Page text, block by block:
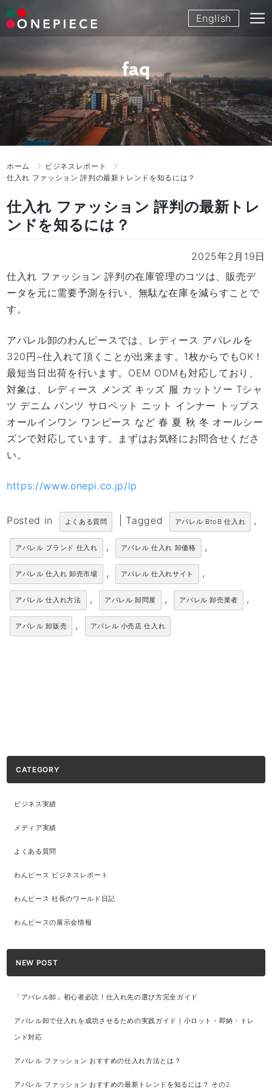
Skip
to
English
faq
ホーム
ビジネスレポート
仕入れ ファッション 評判の最新トレンドを知るには？
仕入れ ファッション 評判の最新トレ
ンドを知るには？
2025年2月19日
仕入れ ファッション 評判の在庫管理のコツは、販売デ
ータを元に需要予測を行い、無駄な在庫を減らすことで
す。
アパレル卸のわんピースでは、レディース アパレルを
320円~仕入れて頂くことが出来ます。1枚からでもOK！
最短当日出荷を行います。OEM ODMも対応しており、
対象は、レディース メンズ キッズ 服 カットソー Tシャ
ツ デニム パンツ サロペット ニット インナー トップス
オールインワン ワンピース など 春 夏 秋 冬 オールシー
ズンで対応しています。まずはお気軽にお問合せくださ
い。
https://www.onepi.co.jp/lp
Posted in よくある質問 Tagged アパレル BtoB 仕入れ ,
アパレル ブランド 仕入れ , アパレル 仕入れ 卸価格 ,
アパレル 仕入れ 卸売市場 , アパレル 仕入れサイト ,
アパレル 仕入れ方法 , アパレル 卸問屋 , アパレル 卸売業者 ,
アパレル 卸販売 , アパレル 小売店 仕入れ
CATEGORY
ビジネス実績
メディア実績
よくある質問
わんピース ビジネスレポート
わんピース 社長のワールド日記
わんピースの展示会情報
NEW POST
「アパレル卸」初心者必読！仕入れ先の選び方完全ガイド
アパレル卸で仕入れを成功させるための実践ガイド｜小ロット・即納・トレ
ンド対応
アパレル ファッション おすすめの仕入れ方法とは？
アパレル ファッション おすすめの最新トレンドを知るには？ その2